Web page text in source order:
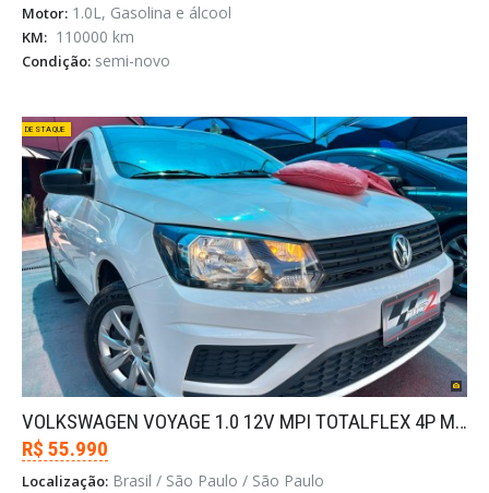
Motor: 1.0L, Gasolina e álcool
KM: 110000 km
Condição: semi-novo
DESTAQUE
VOLKSWAGEN VOYAGE 1.0 12V MPI TOTALFLEX 4P MANUAL
R$ 55.990
Localização: Brasil / São Paulo / São Paulo